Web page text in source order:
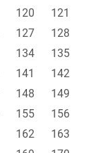
120
121
127
128
134
135
141
142
148
149
155
156
162
163